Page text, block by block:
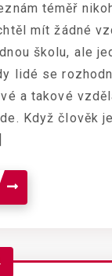
téměř
mít žádné
školu, ale
lidé se
a takové
Když člověk